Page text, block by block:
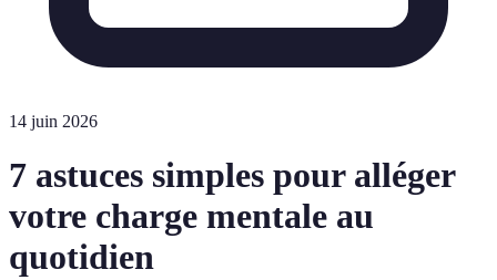
14 juin 2026
7 astuces simples pour alléger
votre charge mentale au
quotidien